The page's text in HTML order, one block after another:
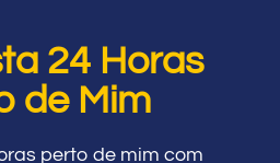
24 Horas
de Mim
perto de mim com